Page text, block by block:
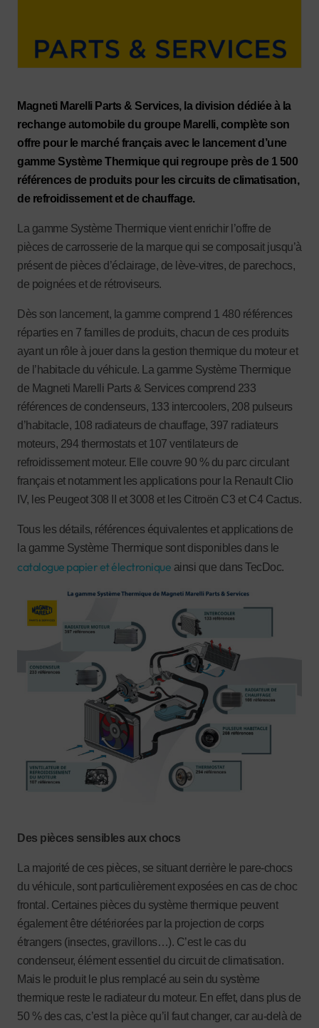
Magneti Marelli Parts & Services, la division dédiée à la
rechange automobile du groupe Marelli, complète son
offre pour le marché français avec le lancement d’une
gamme Système Thermique qui regroupe près de 1 500
références de produits pour les circuits de climatisation,
de refroidissement et de chauffage.
La gamme Système Thermique vient enrichir l’offre de
pièces de carrosserie de la marque qui se composait jusqu’à
présent de pièces d’éclairage, de lève-vitres, de parechocs,
de poignées et de rétroviseurs.
Dès son lancement, la gamme comprend 1 480 références
réparties en 7 familles de produits, chacun de ces produits
ayant un rôle à jouer dans la gestion thermique du moteur et
de l’habitacle du véhicule. La gamme Système Thermique
de Magneti Marelli Parts & Services comprend 233
références de condenseurs, 133 intercoolers, 208 pulseurs
d’habitacle, 108 radiateurs de chauffage, 397 radiateurs
moteurs, 294 thermostats et 107 ventilateurs de
refroidissement moteur. Elle couvre 90 % du parc circulant
français et notamment les applications pour la Renault Clio
IV, les Peugeot 308 II et 3008 et les Citroën C3 et C4 Cactus.
Tous les détails, références équivalentes et applications de
la gamme Système Thermique sont disponibles dans le
catalogue papier et électronique ainsi que dans TecDoc.
Des pièces sensibles aux chocs
La majorité de ces pièces, se situant derrière le pare-chocs
du véhicule, sont particulièrement exposées en cas de choc
frontal. Certaines pièces du système thermique peuvent
également être détériorées par la projection de corps
étrangers (insectes, gravillons…). C’est le cas du
condenseur, élément essentiel du circuit de climatisation.
Mais le produit le plus remplacé au sein du système
thermique reste le radiateur du moteur. En effet, dans plus de
50 % des cas, c’est la pièce qu’il faut changer, car au-delà de